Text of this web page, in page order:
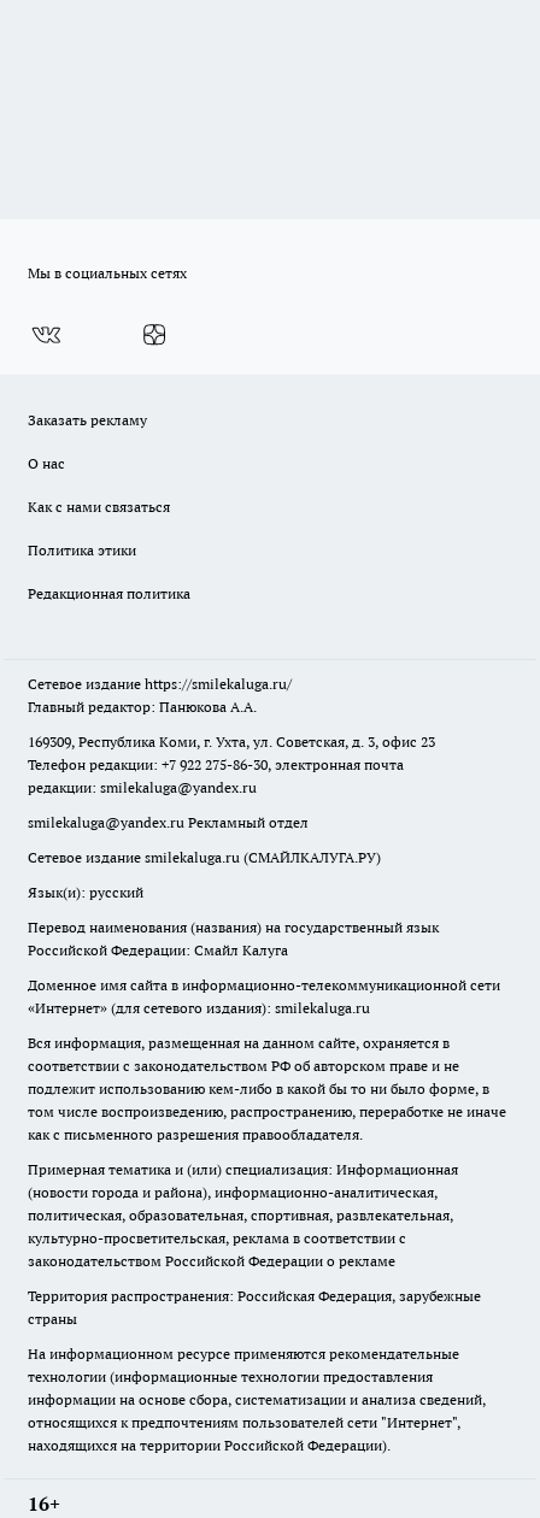
Мы в социальных сетях
Заказать рекламу
О нас
Как с нами связаться
Политика этики
Редакционная политика
Сетевое издание https://smilekaluga.ru/
Главный редактор: Панюкова А.А.
169309, Республика Коми, г. Ухта, ул. Советская, д. 3, офис 23
Телефон редакции: +7 922 275-86-30, электронная почта
редакции: smilekaluga@yandex.ru
smilekaluga@yandex.ru Рекламный отдел
Сетевое издание smilekaluga.ru (СМАЙЛКАЛУГА.РУ)
Язык(и): русский
Перевод наименования (названия) на государственный язык
Российской Федерации: Смайл Калуга
Доменное имя сайта в информационно-телекоммуникационной сети
«Интернет» (для сетевого издания): smilekaluga.ru
Вся информация, размещенная на данном сайте, охраняется в
соответствии с законодательством РФ об авторском праве и не
подлежит использованию кем-либо в какой бы то ни было форме, в
том числе воспроизведению, распространению, переработке не иначе
как с письменного разрешения правообладателя.
Примерная тематика и (или) специализация: Информационная
(новости города и района), информационно-аналитическая,
политическая, образовательная, спортивная, развлекательная,
культурно-просветительская, реклама в соответствии с
законодательством Российской Федерации о рекламе
Территория распространения: Российская Федерация, зарубежные
страны
На информационном ресурсе применяются рекомендательные
технологии (информационные технологии предоставления
информации на основе сбора, систематизации и анализа сведений,
относящихся к предпочтениям пользователей сети "Интернет",
находящихся на территории Российской Федерации).
16+